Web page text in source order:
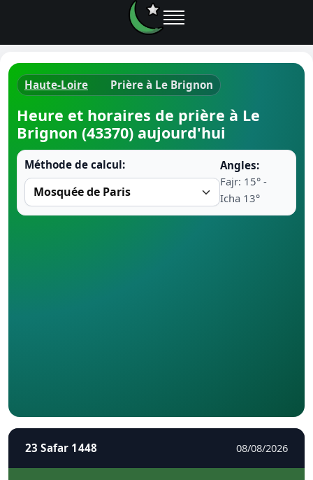
Ramadan
Haute-Loire Prière à Le Brignon
Heure et horaires de prière à Le
Brignon (43370) aujourd'hui
Méthode de calcul:
Angles:
Fajr: 15° -
Icha 13°
23 Safar 1448 08/08/2026